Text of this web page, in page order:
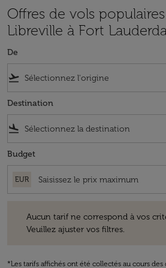
Offres de vols
Libreville à Fort
De
flight_takeoff
Destination
flight_land
Budget
EUR
Aucun tarif ne correspond à vos
Veuillez ajuster vos filtres.
*Les tarifs affichés ont été collectés au cours